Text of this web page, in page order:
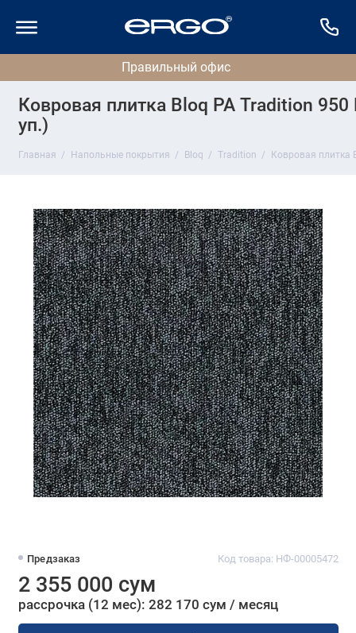
Ковровая плитка Bloq PA Tradition
уп.)
Главная Напольные покрытия Bloq Tradition Ковровая плитка
Предзаказ Код товара: НФ-00005472
2 355 000 сум
рассрочка (12 мес): 282 170 сум / месяц